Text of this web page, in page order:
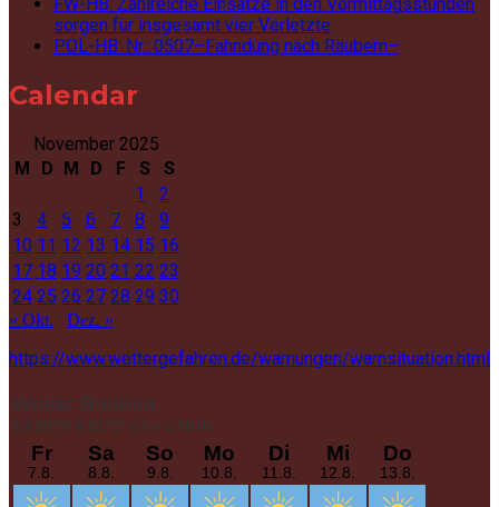
sorgen für insgesamt vier Verletzte
POL-HB: Nr.: 0507–Fahndung nach Räubern–
Calendar
November 2025
M
D M D F S
S
1
2
3
4 5 6 7 8
9
10 11 12 13 14 15 16
17 18 19 20 21 22 23
24 25 26 27 28 29 30
« Okt. Dez. »
https://www.wettergefahren.de/warnungen/warnsituation.html